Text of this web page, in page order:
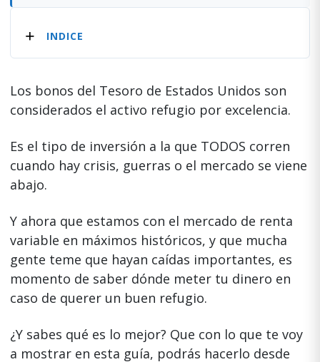
INDICE
Los bonos del Tesoro de Estados Unidos son
considerados el activo refugio por excelencia.
Es el tipo de inversión a la que TODOS corren
cuando hay crisis, guerras o el mercado se viene
abajo.
Y ahora que estamos con el mercado de renta
variable en máximos históricos, y que mucha
gente teme que hayan caídas importantes, es
momento de saber dónde meter tu dinero en
caso de querer un buen refugio.
¿Y sabes qué es lo mejor? Que con lo que te voy
a mostrar en esta guía, podrás hacerlo desde